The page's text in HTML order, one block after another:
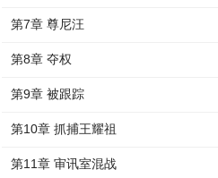
第7章 尊尼汪
第8章 夺权
第9章 被跟踪
第10章 抓捕王耀祖
第11章 审讯室混战